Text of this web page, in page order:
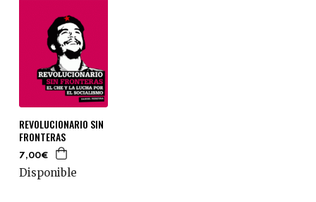
REVOLUCIONARIO SIN
FRONTERAS
7,00€
Disponible